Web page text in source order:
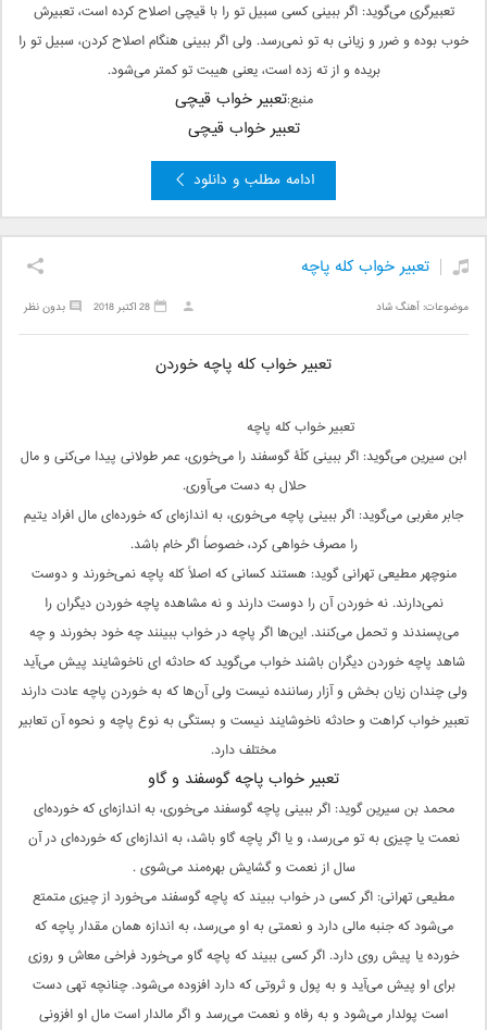
تعبیرگری می‌گوید: اگر ببینی کسی سبیل تو را با قیچی اصلاح کرده است، تعبیرش
خوب بوده و ضرر و زیانی به تو نمی‌رسد. ولی اگر ببینی هنگام اصلاح کردن، سبیل تو را
بریده و از ته زده است، یعنی هیبت تو کمتر می‌شود.
منبع:تعبیر خواب قیچی
تعبیر خواب قیچی
ادامه مطلب و دانلود
تعبیر خواب کله پاچه
موضوعات:آهنگ شاد بدون نظر 28 اکتبر 2018
تعبیر خواب کله پاچه خوردن
تعبیر خواب کله پاچه
ابن سیرین می‌گوید: اگر ببینی کلّۀ گوسفند را می‌خوری، عمر طولانی پیدا می‌کنی و مال
حلال به دست می‌آوری.
جابر مغربی می‌گوید: اگر ببینی پاچه می‌خوری، به اندازه‌ای که خورده‌ای مال افراد یتیم
را مصرف خواهی کرد، خصوصاً اگر خام باشد.
منوچهر مطیعی تهرانی گوید: هستند کسانی که اصلاً کله پاچه نمی‌خورند و دوست
نمی‌دارند. نه خوردن آن را دوست دارند و نه مشاهده پاچه خوردن دیگران را
می‌پسندند و تحمل می‌کنند. این‌ها اگر پاچه در خواب ببینند چه خود بخورند و چه
شاهد پاچه خوردن دیگران باشند خواب می‌گوید که حادثه ای ناخوشایند پیش می‌آید
ولی چندان زیان بخش و آزار رساننده نیست ولی آن‌ها که به خوردن پاچه عادت دارند
تعبیر خواب کراهت و حادثه ناخوشایند نیست و بستگی به نوع پاچه و نحوه آن تعابیر
مختلف دارد.
تعبیر خواب پاچه گوسفند و گاو
محمد بن سیرین گوید: اگر ببینی پاچه گوسفند می‌خوری، به اندازه‌ای که خورده‌ای
نعمت یا چیزی به تو می‌رسد،‌‌‌‌‌ و یا اگر پاچه گاو باشد، به اندازه‌ای که خورده‌ای در آن
سال از نعمت و گشایش بهره‌مند می‌شوی .
مطیعی تهرانی: اگر کسی در خواب ببیند که پاچه گوسفند می‌خورد از چیزی متمتع
می‌شود که جنبه مالی دارد و نعمتی به او می‌رسد، به اندازه همان مقدار پاچه که
خورده یا پیش روی دارد. اگر کسی ببیند که پاچه گاو می‌خورد فراخی معاش و روزی
برای او پیش می‌آید و به پول و ثروتی که دارد افزوده می‌شود. چنانچه تهی دست
است پولدار می‌شود و به رفاه و نعمت می‌رسد و اگر مالدار است مال او افزونی